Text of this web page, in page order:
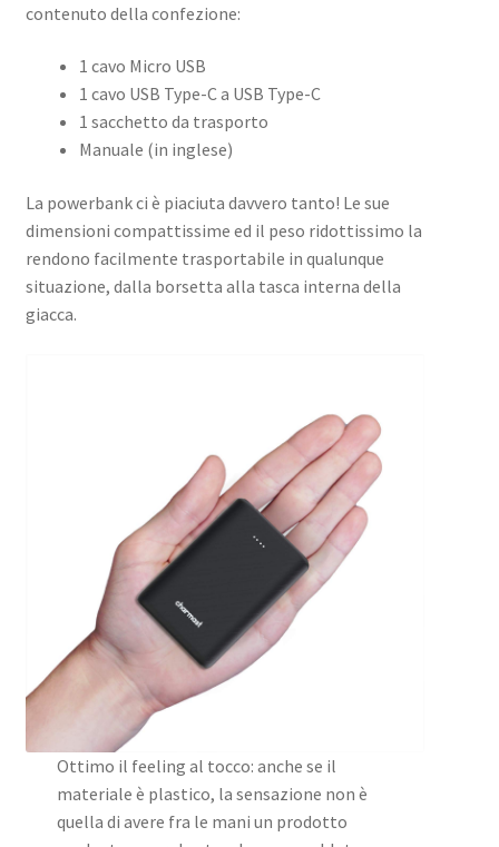
contenuto della confezione:
1 cavo Micro USB
1 cavo USB Type-C a USB Type-C
1 sacchetto da trasporto
Manuale (in inglese)
La powerbank ci è piaciuta davvero tanto! Le sue
dimensioni compattissime ed il peso ridottissimo la
rendono facilmente trasportabile in qualunque
situazione, dalla borsetta alla tasca interna della
giacca.
Ottimo il feeling al tocco: anche se il
materiale è plastico, la sensazione non è
quella di avere fra le mani un prodotto